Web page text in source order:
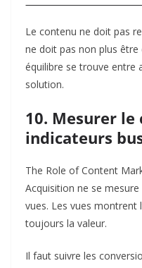
Le contenu ne doit pas
ne doit pas non plus être
équilibre se trouve entre
solution.
10. Mesurer le
indicateurs
The Role of Content
Acquisition ne se
vues. Les vues montrent
toujours la valeur.
Il faut suivre les